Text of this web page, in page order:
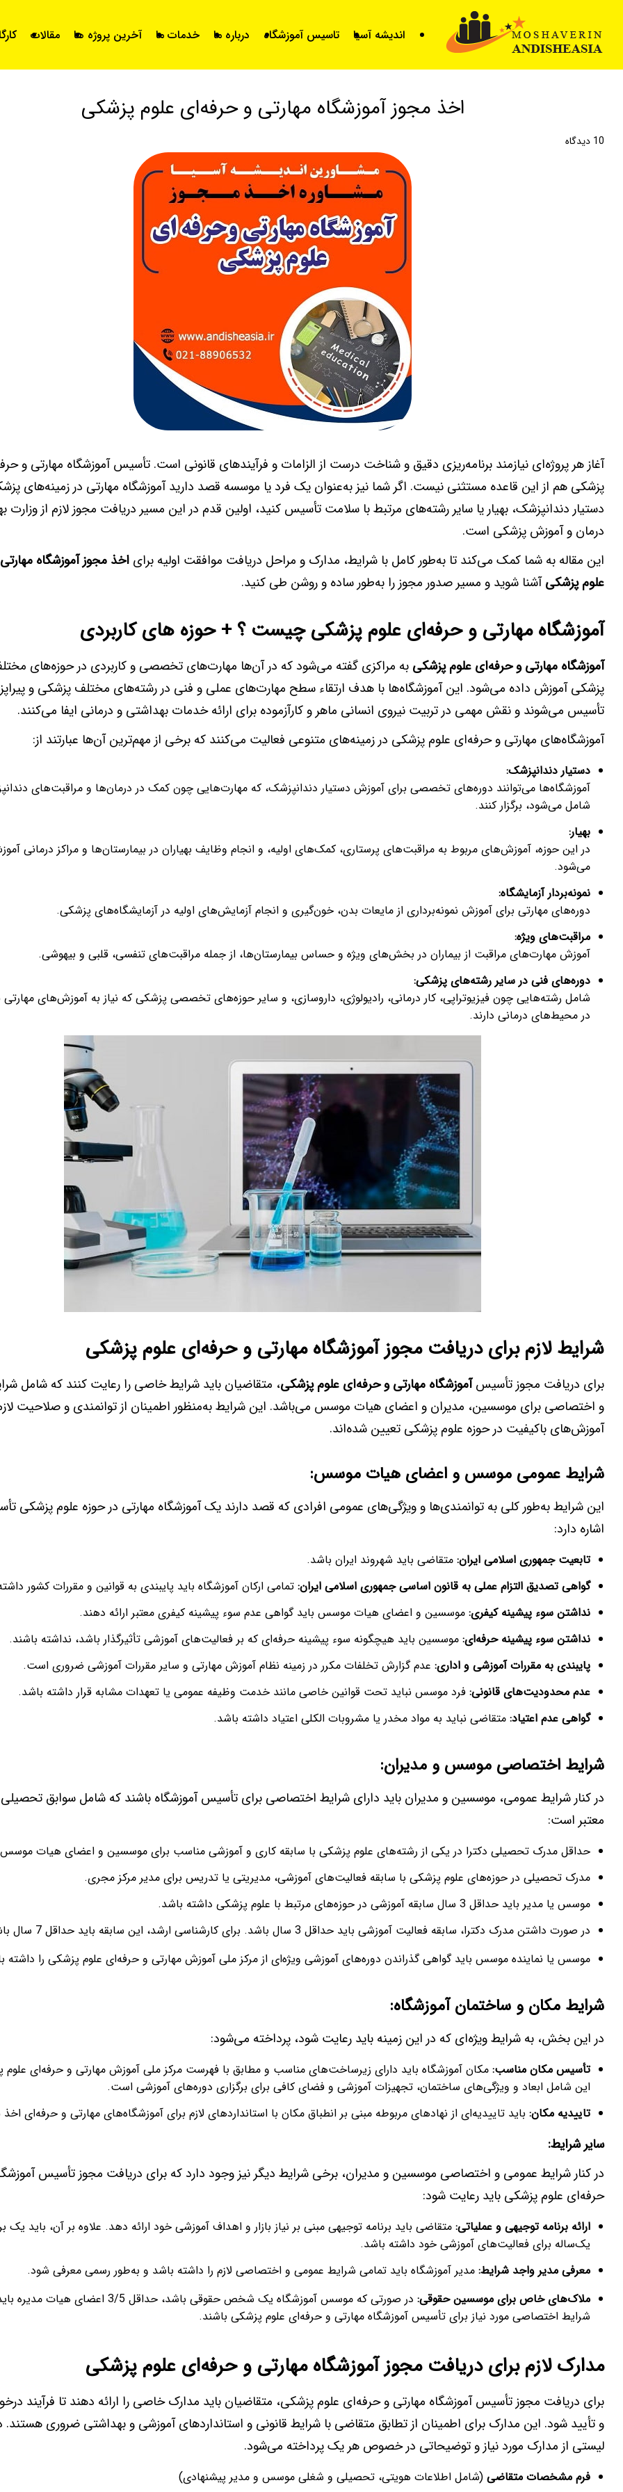
اندیشه آسیا تاسیس آموزشگاه درباره ما خدمات ما آخرین پروژه ها مقالات
اخذ مجوز آموزشگاه مهارتی و حرفه‌ای علوم پزشکی
10 دیدگاه
آغاز هر پروژه‌ای نیازمند برنامه‌ریزی دقیق و شناخت درست از الزامات و فرآیندهای قانونی است. تأسیس آموزشگاه مهارتی و
پزشکی هم از این قاعده مستثنی نیست. اگر شما نیز به‌عنوان یک فرد یا موسسه قصد دارید آموزشگاه مهارتی در زمینه‌های
دستیار دندانپزشک، بهیار یا سایر رشته‌های مرتبط با سلامت تأسیس کنید، اولین قدم در این مسیر دریافت مجوز لازم از وزارت
درمان و آموزش پزشکی است.
این مقاله به شما کمک می‌کند تا به‌طور کامل با شرایط، مدارک و مراحل دریافت موافقت اولیه برای اخذ مجوز آموزشگاه
علوم پزشکیآشنا شوید و مسیر صدور مجوز را به‌طور ساده و روشن طی کنید.
آموزشگاه مهارتی و حرفه‌ای علوم پزشکی چیست ؟ + حوزه های کاربردی
آموزشگاه مهارتی و حرفه‌ای علوم پزشکی به مراکزی گفته می‌شود که در آن‌ها مهارت‌های تخصصی و کاربردی در حوزه‌های
پزشکی آموزش داده می‌شود. این آموزشگاه‌ها با هدف ارتقاء سطح مهارت‌های عملی و فنی در رشته‌های مختلف پزشکی و
تأسیس می‌شوند و نقش مهمی در تربیت نیروی انسانی ماهر و کارآزموده برای ارائه خدمات بهداشتی و درمانی ایفا می‌کنند.
آموزشگاه‌های مهارتی و حرفه‌ای علوم پزشکی در زمینه‌های متنوعی فعالیت می‌کنند که برخی از مهم‌ترین آن‌ها عبارتند از:
دستیار دندانپزشک:
آموزشگاه‌ها می‌توانند دوره‌های تخصصی برای آموزش دستیار دندانپزشک، که مهارت‌هایی چون کمک در درمان‌ها و مراقبت‌های
شامل می‌شود، برگزار کنند.
بهیار:
در این حوزه، آموزش‌های مربوط به مراقبت‌های پرستاری، کمک‌های اولیه، و انجام وظایف بهیاران در بیمارستان‌ها و مراکز درمانی
می‌شود.
نمونه‌بردار آزمایشگاه:
دوره‌های مهارتی برای آموزش نمونه‌برداری از مایعات بدن، خون‌گیری و انجام آزمایش‌های اولیه در آزمایشگاه‌های پزشکی.
مراقبت‌های ویژه:
آموزش مهارت‌های مراقبت از بیماران در بخش‌های ویژه و حساس بیمارستان‌ها، از جمله مراقبت‌های تنفسی، قلبی و بیهوشی.
دوره‌های فنی در سایر رشته‌های پزشکی:
شامل رشته‌هایی چون فیزیوتراپی، کار درمانی، رادیولوژی، داروسازی، و سایر حوزه‌های تخصصی پزشکی که نیاز به آموزش‌های مهارتی
در محیط‌های درمانی دارند.
شرایط لازم برای دریافت مجوز آموزشگاه مهارتی و حرفه‌ای علوم پزشکی
برای دریافت مجوز تأسیسآموزشگاه مهارتی و حرفه‌ای علوم پزشکی، متقاضیان باید شرایط خاصی را رعایت کنند که شامل
و اختصاصی برای موسسین، مدیران و اعضای هیات موسس می‌باشد. این شرایط به‌منظور اطمینان از توانمندی و صلاحیت لازم
آموزش‌های باکیفیت در حوزه علوم پزشکی تعیین شده‌اند.
شرایط عمومی موسس و اعضای هیات موسس:
این شرایط به‌طور کلی به توانمندی‌ها و ویژگی‌های عمومی افرادی که قصد دارند یک آموزشگاه مهارتی در حوزه علوم پزشکی
اشاره دارد:
تابعیت جمهوری اسلامی ایران: متقاضی باید شهروند ایران باشد.
گواهی تصدیق التزام عملی به قانون اساسی جمهوری اسلامی ایران: تمامی ارکان آموزشگاه باید پایبندی به قوانین و مقررات کشور
نداشتن سوء پیشینه کیفری: موسسین و اعضای هیات موسس باید گواهی عدم سوء پیشینه کیفری معتبر ارائه دهند.
نداشتن سوء پیشینه حرفه‌ای: موسسین باید هیچگونه سوء پیشینه حرفه‌ای که بر فعالیت‌های آموزشی تأثیرگذار باشد، نداشته باشند.
پایبندی به مقررات آموزشی و اداری: عدم گزارش تخلفات مکرر در زمینه نظام آموزش مهارتی و سایر مقررات آموزشی ضروری است.
عدم محدودیت‌های قانونی: فرد موسس نباید تحت قوانین خاصی مانند خدمت وظیفه عمومی یا تعهدات مشابه قرار داشته باشد.
گواهی عدم اعتیاد: متقاضی نباید به مواد مخدر یا مشروبات الکلی اعتیاد داشته باشد.
شرایط اختصاصی موسس و مدیران:
در کنار شرایط عمومی، موسسین و مدیران باید دارای شرایط اختصاصی برای تأسیس آموزشگاه باشند که شامل سوابق
معتبر است:
حداقل مدرک تحصیلی دکترا در یکی از رشته‌های علوم پزشکی با سابقه کاری و آموزشی مناسب برای موسسین و اعضای هیات
مدرک تحصیلی در حوزه‌های علوم پزشکی با سابقه فعالیت‌های آموزشی، مدیریتی یا تدریس برای مدیر مرکز مجری.
موسس یا مدیر باید حداقل 3 سال سابقه آموزشی در حوزه‌های مرتبط با علوم پزشکی داشته باشد.
در صورت داشتن مدرک دکترا، سابقه فعالیت آموزشی باید حداقل 3 سال باشد. برای کارشناسی ارشد، این سابقه باید حداقل 7 سال باشد.
موسس یا نماینده موسس باید گواهی گذراندن دوره‌های آموزشی ویژه‌ای از مرکز ملی آموزش مهارتی و حرفه‌ای علوم پزشکی را داشته
شرایط مکان و ساختمان آموزشگاه:
در این بخش، به شرایط ویژه‌ای که در این زمینه باید رعایت شود، پرداخته می‌شود:
تأسیس مکان مناسب: مکان آموزشگاه باید دارای زیرساخت‌های مناسب و مطابق با فهرست مرکز ملی آموزش مهارتی و حرفه‌ای
این شامل ابعاد و ویژگی‌های ساختمان، تجهیزات آموزشی و فضای کافی برای برگزاری دوره‌های آموزشی است.
تاییدیه مکان: باید تاییدیه‌ای از نهادهای مربوطه مبنی بر انطباق مکان با استانداردهای لازم برای آموزشگاه‌های مهارتی و حرفه‌ای
سایر شرایط:
در کنار شرایط عمومی و اختصاصی موسسین و مدیران، برخی شرایط دیگر نیز وجود دارد که برای دریافت مجوز تأسیس
حرفه‌ای علوم پزشکی باید رعایت شود:
ارائه برنامه توجیهی و عملیاتی: متقاضی باید برنامه توجیهی مبنی بر نیاز بازار و اهداف آموزشی خود ارائه دهد. علاوه بر آن، باید یک
یک‌ساله برای فعالیت‌های آموزشی خود داشته باشد.
معرفی مدیر واجد شرایط: مدیر آموزشگاه باید تمامی شرایط عمومی و اختصاصی لازم را داشته باشد و به‌طور رسمی معرفی شود.
ملاک‌های خاص برای موسسین حقوقی:
در صورتی که موسس آموزشگاه یک شخص حقوقی باشد، حداقل 3/5 اعضای
شرایط اختصاصی مورد نیاز برای تأسیس آموزشگاه مهارتی و حرفه‌ای علوم پزشکی باشند.
مدارک لازم برای دریافت مجوز آموزشگاه مهارتی و حرفه‌ای علوم پزشکی
برای دریافت مجوز تأسیس آموزشگاه مهارتی و حرفه‌ای علوم پزشکی، متقاضیان باید مدارک خاصی را ارائه دهند تا فرآیند
و تأیید شود. این مدارک برای اطمینان از تطابق متقاضی با شرایط قانونی و استانداردهای آموزشی و بهداشتی ضروری هستند.
لیستی از مدارک مورد نیاز و توضیحاتی در خصوص هر یک پرداخته می‌شود.
فرم مشخصات متقاضی (شامل اطلاعات هویتی، تحصیلی و شغلی موسس و مدیر پیشنهادی)